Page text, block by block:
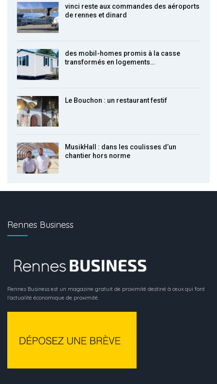
vinci reste aux commandes des aéroports
de rennes et dinard
des mobil-homes promis à la casse
transformés en logements…
Le Bouchon : un restaurant festif
MusikHall : dans les coulisses d’un
chantier hors norme
Rennes Business
Rennes Business est un magazine gratuit de proximité destiné à ceux qui font
l’actualité économique de proximité.